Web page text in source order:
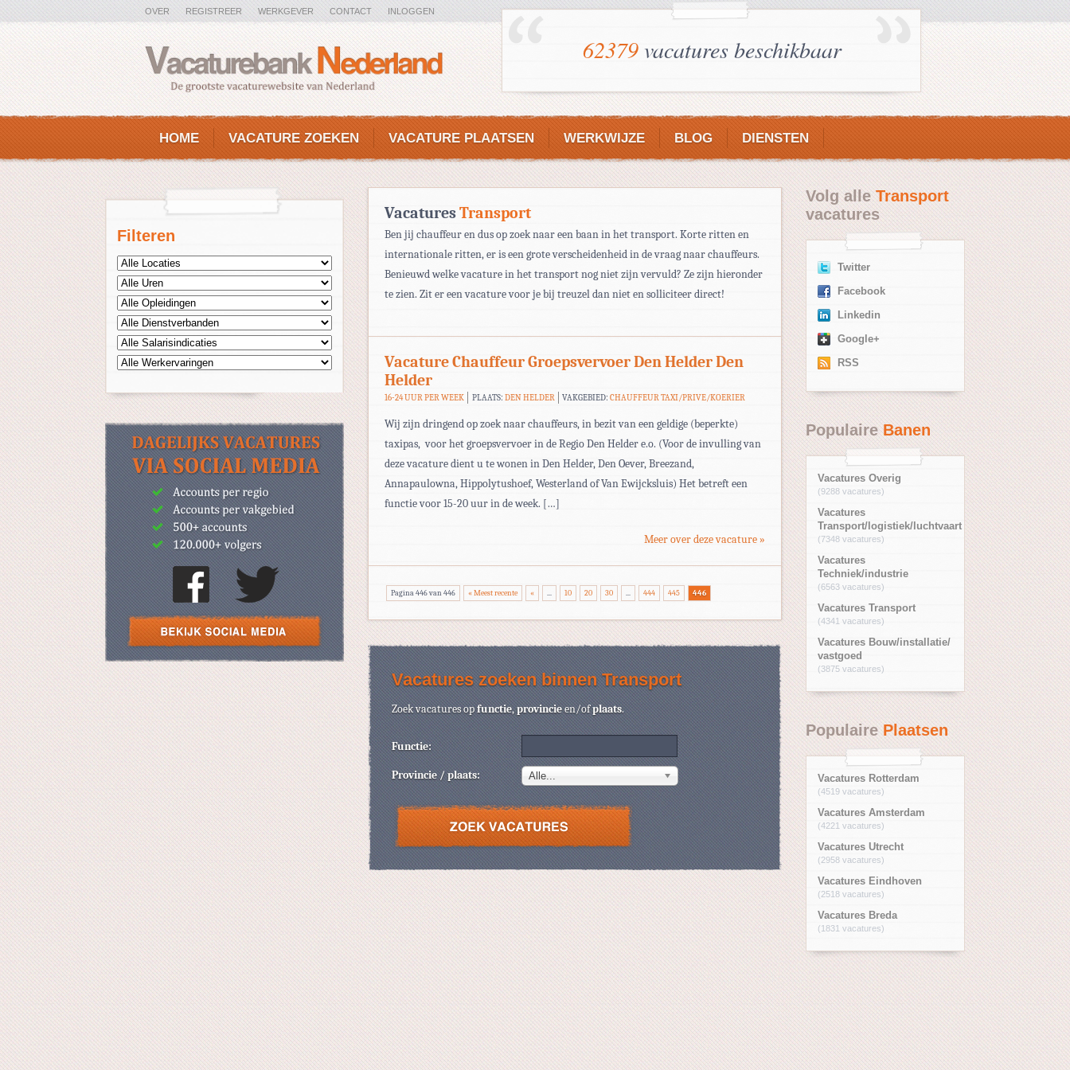
OVER REGISTREER WERKGEVER CONTACT INLOGGEN
62379vacatures beschikbaar
HOME VACATURE ZOEKEN VACATURE PLAATSEN WERKWIJZE BLOG DIENSTEN
Filteren
VacaturesTransport
Ben jij chauffeur en dus op zoek naar een baan in het transport. Korte ritten en
internationale ritten, er is een grote verscheidenheid in de vraag naar chauffeurs.
Benieuwd welke vacature in het transport nog niet zijn vervuld? Ze zijn hieronder
te zien. Zit er een vacature voor je bij treuzel dan niet en solliciteer direct!
Vacature Chauffeur Groepsvervoer Den Helder Den
Helder
16-24 UUR PER WEEK PLAATS: DEN HELDER VAKGEBIED:CHAUFFEUR TAXI/PRIVE/KOERIER
Wij zijn dringend op zoek naar chauffeurs, in bezit van een geldige (beperkte)
taxipas, voor het groepsvervoer in de Regio Den Helder e.o. (Voor de invulling van
deze vacature dient u te wonen in Den Helder, Den Oever, Breezand,
Annapaulowna, Hippolytushoef, Westerland of Van Ewijcksluis) Het betreft een
functie voor 15-20 uur in de week. […]
Meer over deze vacature »
Pagina 446 van 446 « Meest recente « ... 10 20 30 ... 444 445 446
Vacatures zoeken binnen Transport
Zoek vacatures opfunctie,provincieen/ofplaats.
Functie:
Provincie / plaats: Alle...
Volg alleTransport
vacatures
Twitter
Facebook
Linkedin
Google+
RSS
PopulaireBanen
Vacatures Overig
(9288 vacatures)
Vacatures
Transport/logistiek/luchtvaart
(7348 vacatures)
Vacatures
Techniek/industrie
(6563 vacatures)
Vacatures Transport
(4341 vacatures)
Vacatures Bouw/installatie/
vastgoed
(3875 vacatures)
Populaire Plaatsen
Vacatures Rotterdam
(4519 vacatures)
Vacatures Amsterdam
(4221 vacatures)
Vacatures Utrecht
(2958 vacatures)
Vacatures Eindhoven
(2518 vacatures)
Vacatures Breda
(1831 vacatures)